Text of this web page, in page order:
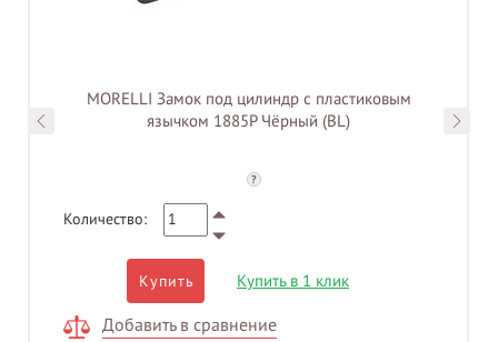
MORELLI Замок под цилиндр с пластиковым
язычком 1885P Чёрный (BL)
?
Количество:
Купить Купить в 1 клик
Добавить в сравнение